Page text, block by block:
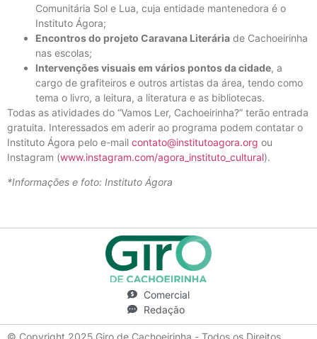
Comunitária Sol e Lua, cuja entidade mantenedora é o
Instituto Ágora;
Encontros do projeto Caravana Literária de Cachoeirinha
nas escolas;
Intervenções visuais em vários pontos da cidade, a
cargo de grafiteiros e outros artistas da área, tendo como
tema o livro, a leitura, a literatura e as bibliotecas.
Todas as atividades do “Vamos Ler, Cachoeirinha?” terão entrada
gratuita. Interessados em aderir ao programa podem contatar o
Instituto Ágora pelo e-mail contato@institutoagora.org ou
Instagram (www.instagram.com/agora_instituto_cultural).
*Informações e foto: Instituto Ágora
Comercial
Redação
© Copyright 2025 Giro de Cachoeirinha - Todos os Direitos